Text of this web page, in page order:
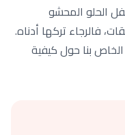
الحلو المحشو
فالرجاء تركها أدناه.
بنا حول كيفية